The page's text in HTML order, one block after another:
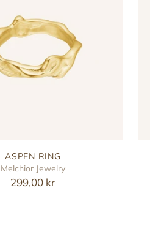
ASPEN RING
Melchior Jewelry
299,00 kr